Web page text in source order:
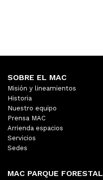
SOBRE EL MAC
Misión y lineamientos
Historia
Nuestro equipo
Prensa MAC
Arrienda espacios
Servicios
Sedes
MAC PARQUE FORESTAL